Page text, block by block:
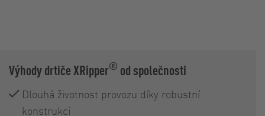
Výhody drtiče XRipper® od společnosti
Dlouhá životnost provozu díky robustní
konstrukci